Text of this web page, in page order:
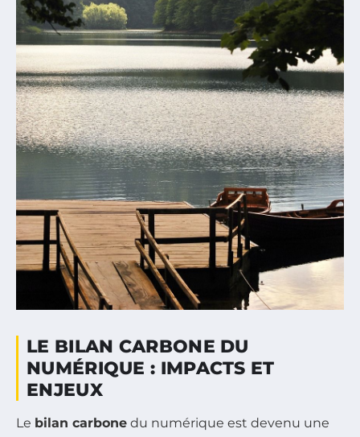
LE BILAN CARBONE DU
NUMÉRIQUE : IMPACTS ET
ENJEUX
Le bilan carbone du numérique est devenu une